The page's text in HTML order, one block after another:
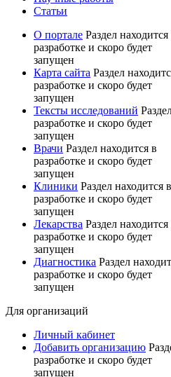
Статьи
О портале Раздел находится
разработке и скоро будет
запущен
Карта сайта Раздел
разработке и скоро будет
запущен
Тексты исследований
разработке и скоро будет
запущен
Врачи Раздел находится в
разработке и скоро будет
запущен
Клиники Раздел находится в
разработке и скоро будет
запущен
Лекарства Раздел находится
разработке и скоро будет
запущен
Диагностика Раздел
разработке и скоро будет
запущен
Для организаций
Личный кабинет
Добавить организацию
разработке и скоро будет
запущен